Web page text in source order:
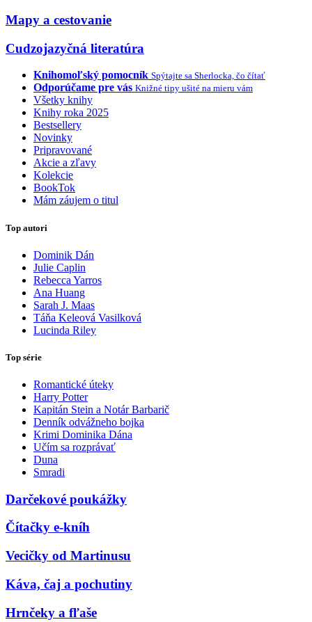
Mapy a cestovanie
Cudzojazyčná literatúra
Knihomoľský pomocník Spýtajte sa Sherlocka, čo čítať
Odporúčame pre vás Knižné tipy ušité na mieru vám
Všetky knihy
Knihy roka 2025
Bestsellery
Novinky
Pripravované
Akcie a zľavy
Kolekcie
BookTok
Mám záujem o titul
Top autori
Dominik Dán
Julie Caplin
Rebecca Yarros
Ana Huang
Sarah J. Maas
Táňa Keleová Vasilková
Lucinda Riley
Top série
Romantické úteky
Harry Potter
Kapitán Stein a Notár Barbarič
Denník odvážneho bojka
Krimi Dominika Dána
Učím sa rozprávať
Duna
Smradi
Darčekové poukážky
Čítačky e-kníh
Vecičky od Martinusu
Káva, čaj a pochutiny
Hrnčeky a fľaše